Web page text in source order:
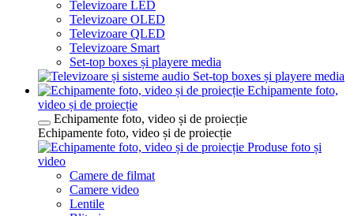
Televizoare LED
Televizoare OLED
Televizoare QLED
Televizoare Smart
Set-top boxes și playere media
Set-top boxes și playere media
Echipamente foto,
video și de proiecție
Echipamente foto, video și de proiecție
Echipamente foto, video și de proiecție
Produse foto și
video
Camere de filmat
Camere video
Lentile